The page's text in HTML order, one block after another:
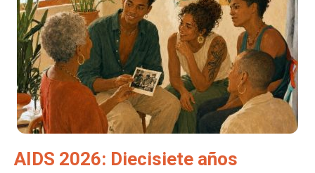
AIDS 2026: Diecisiete años